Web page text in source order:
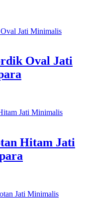
Oval Jati
Hitam Jati